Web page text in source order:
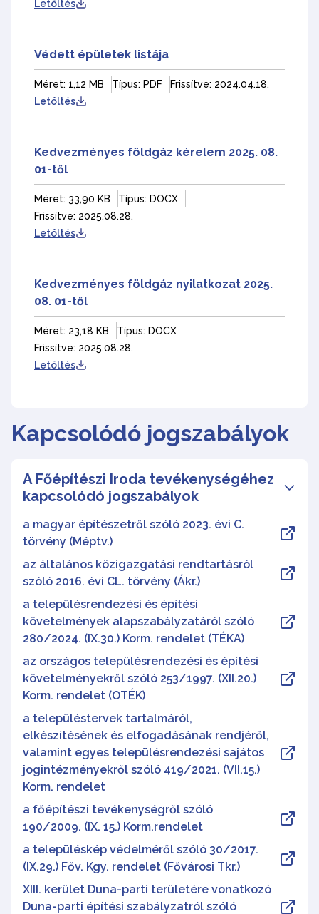
Letöltés
Védett épületek listája
Méret: 1,12 MB Típus: PDF
Frissítve: 2024.04.18.
Letöltés
Kedvezményes földgáz kérelem 2025. 08.
01-től
Méret: 33,90 KB
Típus: DOCX
Frissítve: 2025.08.28.
Letöltés
Kedvezményes földgáz nyilatkozat 2025.
08. 01-től
Méret: 23,18 KB
Típus: DOCX
Frissítve: 2025.08.28.
Letöltés
Kapcsolódó jogszabályok
A Főépítészi Iroda tevékenységéhez
kapcsolódó jogszabályok
a magyar építészetről szóló 2023. évi C.
törvény (Méptv.)
az általános közigazgatási rendtartásról
szóló 2016. évi CL. törvény (Ákr.)
a településrendezési és építési
követelmények alapszabályzatáról szóló
280/2024. (IX.30.) Korm. rendelet (TÉKA)
az országos településrendezési és építési
követelményekről szóló 253/1997. (XII.20.)
Korm. rendelet (OTÉK)
a településtervek tartalmáról,
elkészítésének és elfogadásának rendjéről,
valamint egyes településrendezési sajátos
jogintézményekről szóló 419/2021. (VII.15.)
Korm. rendelet
a főépítészi tevékenységről szóló
190/2009. (IX. 15.) Korm.rendelet
a településkép védelméről szóló 30/2017.
(IX.29.) Főv. Kgy. rendelet (Fővárosi Tkr.)
XIII. kerület Duna-parti területére vonatkozó
Duna-parti építési szabályzatról szóló